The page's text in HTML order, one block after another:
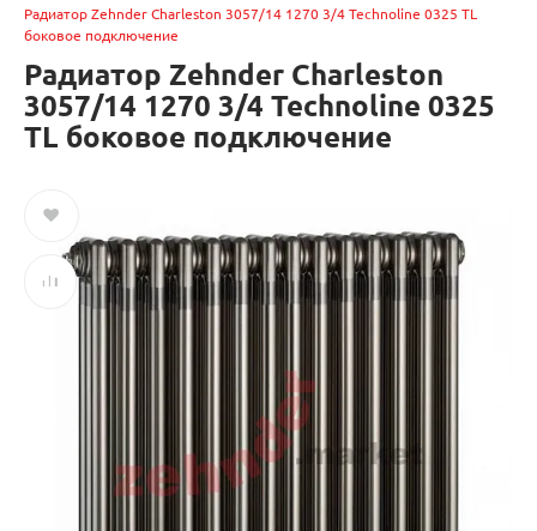
Радиатор Zehnder Charleston 3057/14 1270 3/4 Technoline 0325 TL
боковое подключение
Радиатор Zehnder Charleston
3057/14 1270 3/4 Technoline 0325
TL боковое подключение